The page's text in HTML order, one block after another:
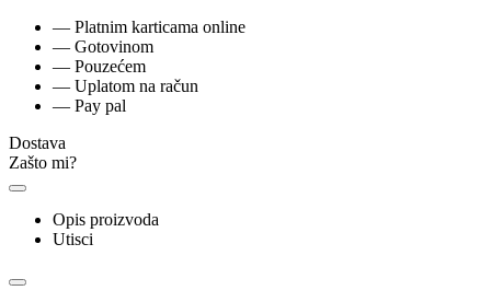
— Platnim karticama online
— Gotovinom
— Pouzećem
— Uplatom na račun
— Pay pal
Dostava
Zašto mi?
Opis proizvoda
Utisci